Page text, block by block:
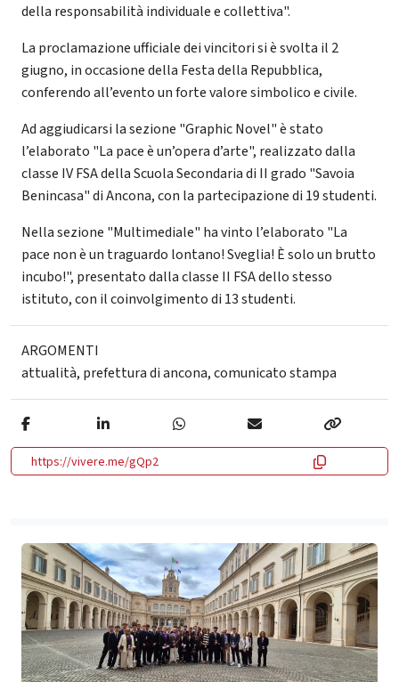
della responsabilità individuale e collettiva".
La proclamazione ufficiale dei vincitori si è svolta il 2
giugno, in occasione della Festa della Repubblica,
conferendo all’evento un forte valore simbolico e civile.
Ad aggiudicarsi la sezione "Graphic Novel" è stato
l’elaborato "La pace è un’opera d’arte", realizzato dalla
classe IV FSA della Scuola Secondaria di II grado "Savoia
Benincasa" di Ancona, con la partecipazione di 19 studenti.
Nella sezione "Multimediale" ha vinto l’elaborato "La
pace non è un traguardo lontano! Sveglia! È solo un brutto
incubo!", presentato dalla classe II FSA dello stesso
istituto, con il coinvolgimento di 13 studenti.
ARGOMENTI
attualità, prefettura di ancona,comunicato stampa
https://vivere.me/gQp2